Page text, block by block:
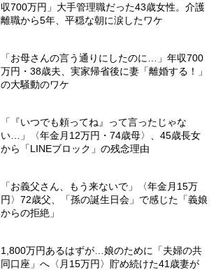
収700万円」大手管理職だった43歳女性。介護
離職から5年、平穏な朝に涙したワケ
「お母さんの言う通りにしたのに…」年収700
万円・38歳夫、実家帰省後に妻「離婚する！」
の大騒動のワケ
「『いつでも頼ってね』って言ったじゃな
い…」〈年金月12万円・74歳母〉、45歳長女
から「LINEブロック」の残念理由
「お義父さん、もう来ないで」〈年金月15万
円〉72歳父、「孫の誕生日会」で感じた「義娘
からの拒絶」
1,800万円あるはずが…娘のために「夫婦の共
同口座」へ〈月15万円〉貯め続けた41歳妻が